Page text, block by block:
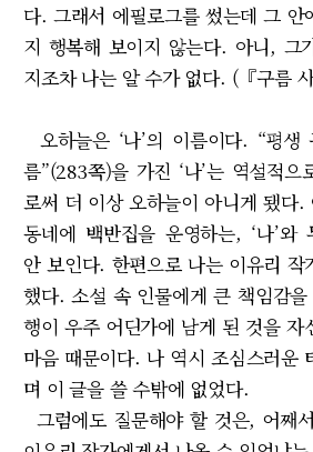
다. 그래서 에필로그를 썼는데 그 안
지 행복해 보이지 않는다. 아니, 그
지조차 나는 알 수가 없다. (『구름
오하늘은 ‘나’의 이름이다. “평
름”(283쪽)을 가진 ‘나’는 역설적
로써 더 이상 오하늘이 아니게 됐다.
동네에 백반집을 운영하는, ‘나’와
안 보인다. 한편으로 나는 이유리 작
했다. 소설 속 인물에게 큰 책임감
행이 우주 어딘가에 남게 된 것을 자
마음 때문이다. 나 역시 조심스러운
며 이 글을 쓸 수밖에 없었다.
그럼에도 질문해야 할 것은, 어째